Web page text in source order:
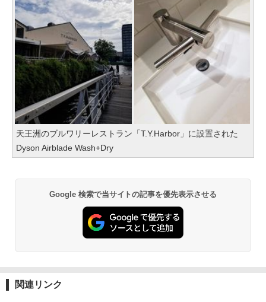
天王洲のブルワリーレストラン「T.Y.Harbor」に設置された
Dyson Airblade Wash+Dry
Google 検索で当サイトの記事を優先表示させる
関連リンク